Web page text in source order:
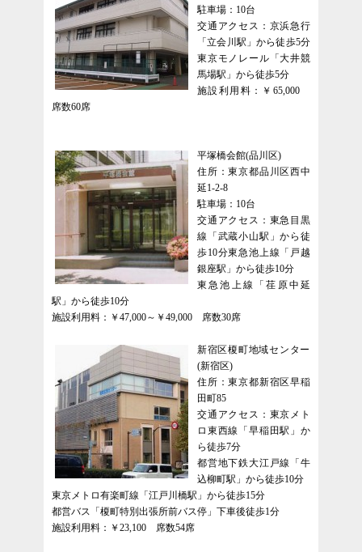
駐車場：10台
交通アクセス：京浜急行
「立会川駅」から徒歩5分
東京モノレール「大井競
馬場駅」から徒歩5分
施設利用料：￥65,000
席数60席
平塚橋会館(品川区)
住所：東京都品川区西中
延1-2-8
駐車場：10台
交通アクセス：東急目黒
線「武蔵小山駅」から徒
歩10分東急池上線「戸越
銀座駅」から徒歩10分
東急池上線「荏原中延
駅」から徒歩10分
施設利用料：￥47,000～￥49,000 席数30席
新宿区榎町地域センター
(新宿区)
住所：東京都新宿区早稲
田町85
交通アクセス：東京メト
ロ東西線「早稲田駅」か
ら徒歩7分
都営地下鉄大江戸線「牛
込柳町駅」から徒歩10分
東京メトロ有楽町線「江戸川橋駅」から徒歩15分
都営バス「榎町特別出張所前バス停」下車後徒歩1分
施設利用料：￥23,100 席数54席